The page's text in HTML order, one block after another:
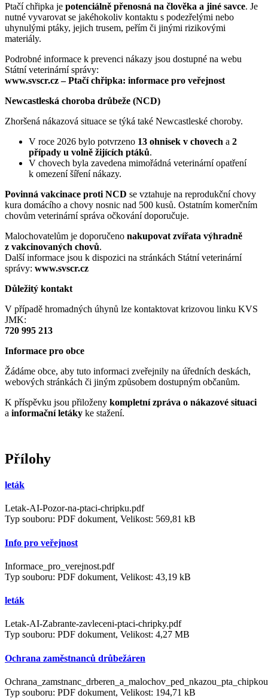
Ptačí chřipka je potenciálně přenosná na člověka a jiné savce. Je
nutné vyvarovat se jakéhokoliv kontaktu s podezřelými nebo
uhynulými ptáky, jejich trusem, peřím či jinými rizikovými
materiály.
Podrobné informace k prevenci nákazy jsou dostupné na webu
Státní veterinární správy:
www.svscr.cz – Ptačí chřipka: informace pro veřejnost
Newcastleská choroba drůbeže (NCD)
Zhoršená nákazová situace se týká také Newcastleské choroby.
V roce 2026 bylo potvrzeno 13 ohnisek v chovech a 2
případy u volně žijících ptáků.
V chovech byla zavedena mimořádná veterinární opatření
k omezení šíření nákazy.
Povinná vakcinace proti NCD se vztahuje na reprodukční chovy
kura domácího a chovy nosnic nad 500 kusů. Ostatním komerčním
chovům veterinární správa očkování doporučuje.
Malochovatelům je doporučeno nakupovat zvířata výhradně
z vakcinovaných chovů.
Další informace jsou k dispozici na stránkách Státní veterinární
správy: www.svscr.cz
Důležitý kontakt
V případě hromadných úhynů lze kontaktovat krizovou linku KVS
JMK:
720 995 213
Informace pro obce
Žádáme obce, aby tuto informaci zveřejnily na úředních deskách,
webových stránkách či jiným způsobem dostupným občanům.
K příspěvku jsou přiloženy kompletní zpráva o nákazové situaci
a informační letáky ke stažení.
Přílohy
leták
Letak-AI-Pozor-na-ptaci-chripku.pdf
Typ souboru: PDF dokument, Velikost: 569,81 kB
Info pro veřejnost
Informace_pro_verejnost.pdf
Typ souboru: PDF dokument, Velikost: 43,19 kB
leták
Letak-AI-Zabrante-zavleceni-ptaci-chripky.pdf
Typ souboru: PDF dokument, Velikost: 4,27 MB
Ochrana zaměstnanců drůbežáren
Typ souboru: PDF dokument, Velikost: 194,71 kB